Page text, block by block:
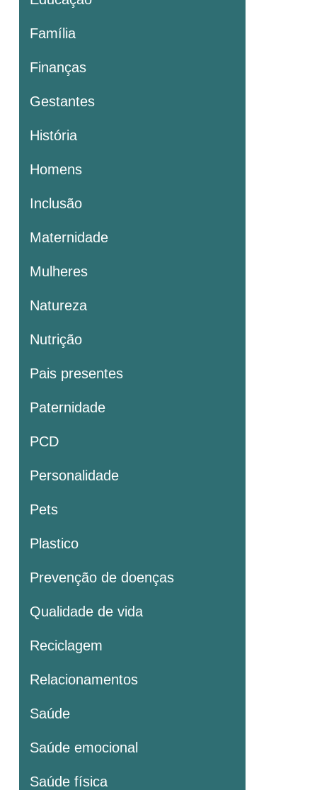
Família
Finanças
Gestantes
História
Homens
Inclusão
Maternidade
Mulheres
Natureza
Nutrição
Pais presentes
Paternidade
PCD
Personalidade
Pets
Plastico
Prevenção de doenças
Qualidade de vida
Reciclagem
Relacionamentos
Saúde
Saúde emocional
Saúde física